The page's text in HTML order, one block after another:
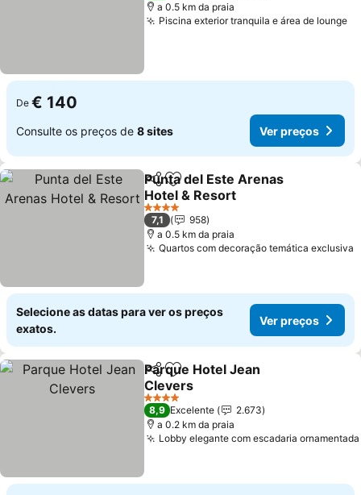
a 0.5 km da praia
Piscina exterior tranquila e área de lounge
De € 140
Consulte os preços de 8 sites Ver preços
PartilharAdicionar aos favoritos
Punta del Este Arenas
Hotel & Resort
Ver preços
4 Estrelas
7,1
958
a 0.5 km da praia
Quartos com decoração temática exclusiva
Selecione as datas para ver os preços
exatos.
Ver preços
PartilharAdicionar aos favoritos
Parque Hotel Jean
Clevers
Ver preços
4 Estrelas
8,9 Excelente
2.673
a 0.2 km da praia
Lobby elegante com escadaria ornamentada